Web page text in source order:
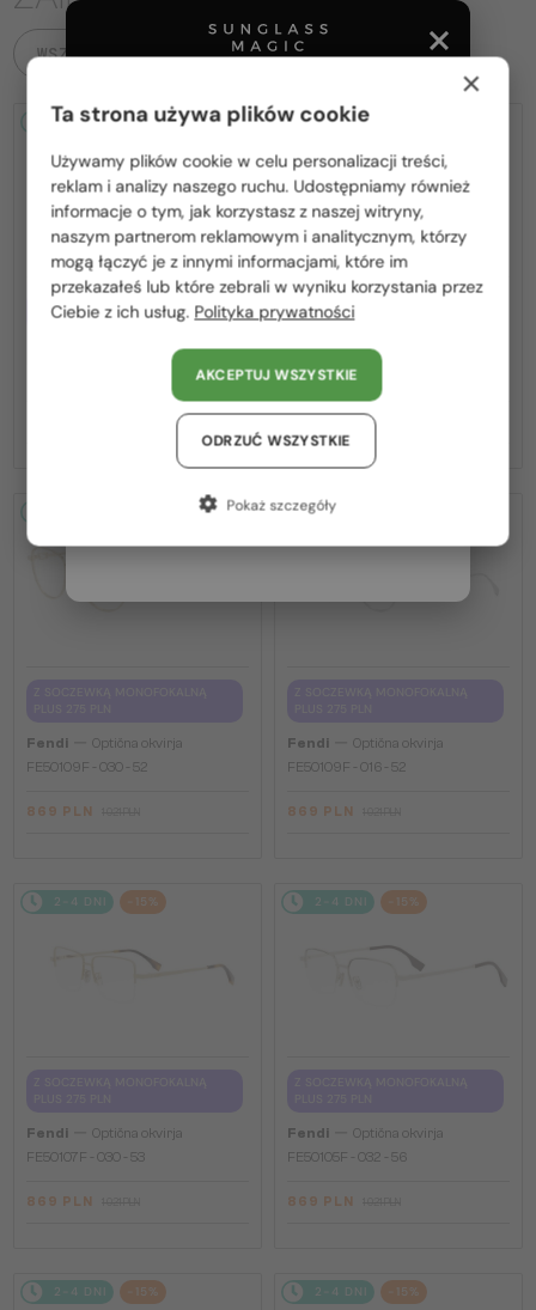
WSZYSTKIE PRODUKTY
2-4 DNI -15%
Z SOCZEWKĄ MONOFOKALNĄ
PLUS 275 PLN
Optična okvirja
2-4 DNI
Z SOCZEWKĄ MONOFOKALNĄ
PLUS 275 PLN
Fendi—Optična okvirja
FE50110F - 030 - 54
1 021 PLN
Fendi
Optična okvirja
FE50109F - 030 - 52
869 PLN
2-4 DNI
Fendi
Optična okvirja
FE50109F - 016 - 52
869 PLN
2-4 DNI -15%
Fendi
Optična okvirja
FE50107F - 030 - 53
869 PLN
2-4 DNI -15%
Fendi
Optična okvirja
FE50105F - 032 - 56
869 PLN
2-4 DNI -15% 2-4 DNI -15%
Proszę wybierz z listy odpowiedni dla Ciebie kraj:
Polska / PL
România / RO
Magyarország / HU
United Arab Emirates / EN
Austria / AT
Niemcy / DE
Włochy / IT
×
Ta strona używa plików cookie
Używamy plików cookie w celu personalizacji treści,
reklam i analizy naszego ruchu. Udostępniamy również
informacje o tym, jak korzystasz z naszej witryny,
naszym partnerom reklamowym i analitycznym, którzy
mogą łączyć je z innymi informacjami, które im
przekazałeś lub które zebrali w wyniku korzystania przez
Ciebie z ich usług. Polityka prywatności
AKCEPTUJ WSZYSTKIE
ODRZUĆ WSZYSTKIE
Pokaż szczegóły